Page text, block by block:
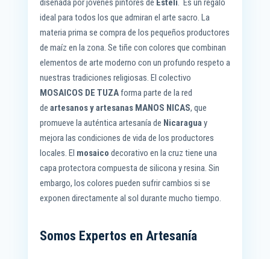
diseñada por jóvenes pintores de Estelí. Es un regalo
ideal para todos los que admiran el arte sacro. La
materia prima se compra de los pequeños productores
de maíz en la zona. Se tiñe con colores que combinan
elementos de arte moderno con un profundo respeto a
nuestras tradiciones religiosas. El colectivo
MOSAICOS DE TUZAforma parte de la red
de artesanos y artesanas MANOS NICAS, que
promueve la auténtica artesanía de Nicaraguay
mejora las condiciones de vida de los productores
locales. El mosaico decorativo en la cruz tiene una
capa protectora compuesta de silicona y resina. Sin
embargo, los colores pueden sufrir cambios si se
exponen directamente al sol durante mucho tiempo.
Somos Expertos en Artesanía